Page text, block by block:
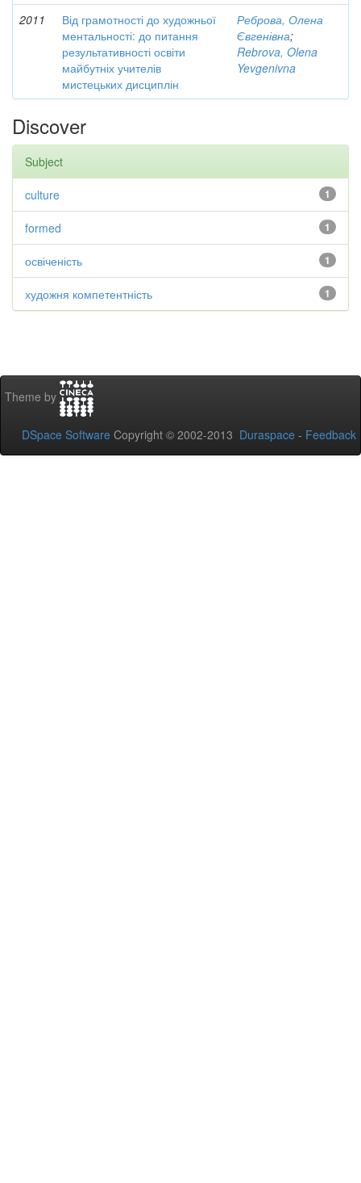
2011
Від грамотності до художньої
ментальності: до питання
результативності освіти
майбутніх учителів
мистецьких дисциплін
Реброва, Олена
Євгенівна;
Rebrova, Olena
Yevgenivna
Discover
Subject
1
culture
1
formed
1
освіченість
1
художня компетентність
Theme by
DSpace Software Copyright © 2002-2013 Duraspace - Feedback